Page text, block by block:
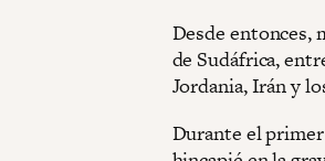
Desde entonces,
de Sudáfrica,
Jordania, Irán y
Durante el primer